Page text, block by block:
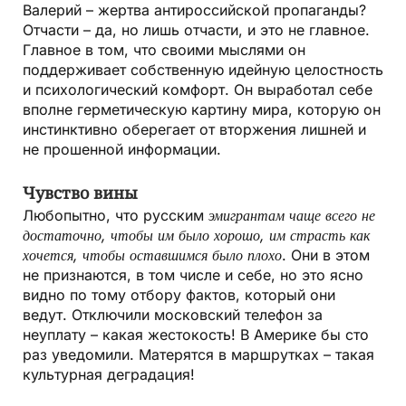
Валерий – жертва антироссийской пропаганды?
Отчасти – да, но лишь отчасти, и это не главное.
Главное в том, что своими мыслями он
поддерживает собственную идейную целостность
и психологический комфорт. Он выработал себе
вполне герметическую картину мира, которую он
инстинктивно оберегает от вторжения лишней и
не прошенной информации.
Чувство вины
Любопытно, что русским эмигрантам чаще всего не
достаточно, чтобы им было хорошо, им страсть как
хочется, чтобы оставшимся было плохо. Они в этом
не признаются, в том числе и себе, но это ясно
видно по тому отбору фактов, который они
ведут. Отключили московский телефон за
неуплату – какая жестокость! В Америке бы сто
раз уведомили. Матерятся в маршрутках – такая
культурная деградация!